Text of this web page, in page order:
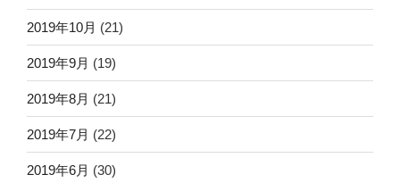
2019年10月 (21)
2019年9月 (19)
2019年8月 (21)
2019年7月 (22)
2019年6月 (30)